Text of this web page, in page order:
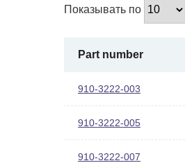
Показывать по
Part number
910-3222-003
910-3222-005
910-3222-007